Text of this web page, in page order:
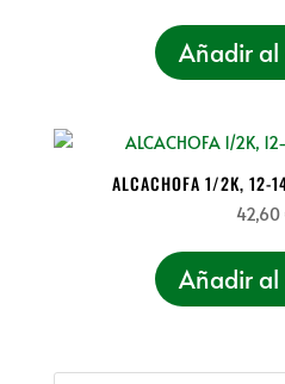
Añadir
ALCACHOFA 1/2K, 12-
42,60
Añadir